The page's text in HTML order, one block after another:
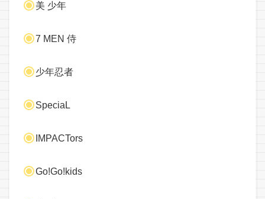
美 少年
7 MEN 侍
少年忍者
SpeciaL
IMPACTors
Go!Go!kids